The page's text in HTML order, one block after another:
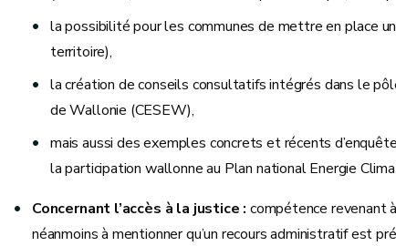
la possibilité pour les communes de mettre en place
territoire),
la création de conseils consultatifs intégrés dans le
de Wallonie (CESEW),
mais aussi des exemples concrets et récents
la participation wallonne au Plan national Energie
Concernant l’accès à la justice : compétence revenant
néanmoins à mentionner qu’un recours administratif est